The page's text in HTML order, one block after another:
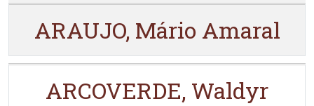
ARAUJO, Mário Amaral
ARCOVERDE, Waldyr